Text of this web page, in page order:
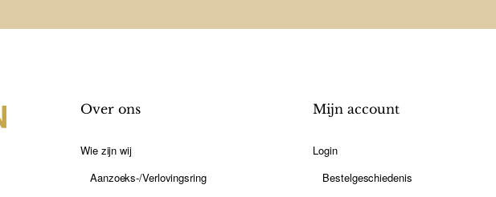
Over ons
Wie zijn wij
Aanzoeks-/Verlovingsring
Mijn account
Login
Bestelgeschiedenis